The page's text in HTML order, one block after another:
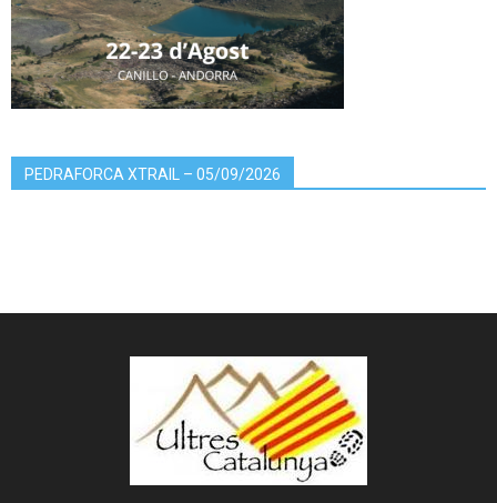
PEDRAFORCA XTRAIL – 05/09/2026